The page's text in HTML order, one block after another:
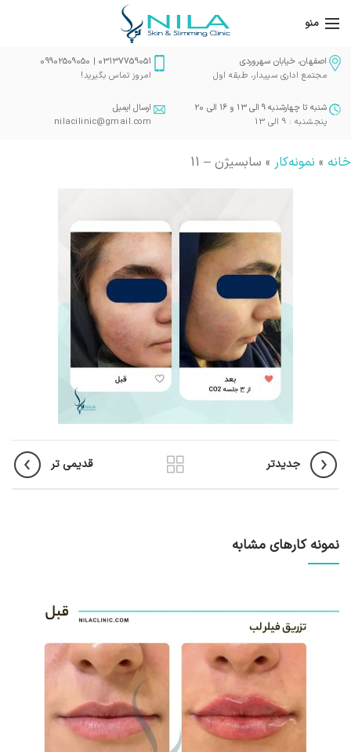
منو
اصفهان، خیابان سهروردی
مجتمع اداری سپیدار، طبقه اول
03137759051 | 09902509050
امروز تماس بگیرید!
شنبه تا چهارشنبه 9 الی 13 و 16 الی 20
پنجشنبه : 9 الی 13
ارسال ایمیل
nilacilinic@gmail.com
خانه » نمونه‌کار » سابسیژن – 11
جدیدتر قدیمی تر
نمونه کارهای مشابه